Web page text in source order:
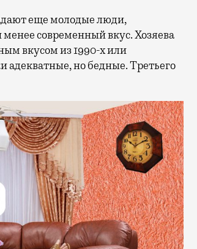
еще молодые люди,
современный вкус. Хозяева
вкусом из 1990-х или
но бедные. Третьего